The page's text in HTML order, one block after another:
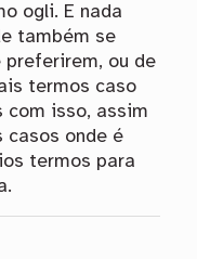
ogli. E nada
também se
preferirem, ou de
termos caso
com isso, assim
casos onde é
termos para